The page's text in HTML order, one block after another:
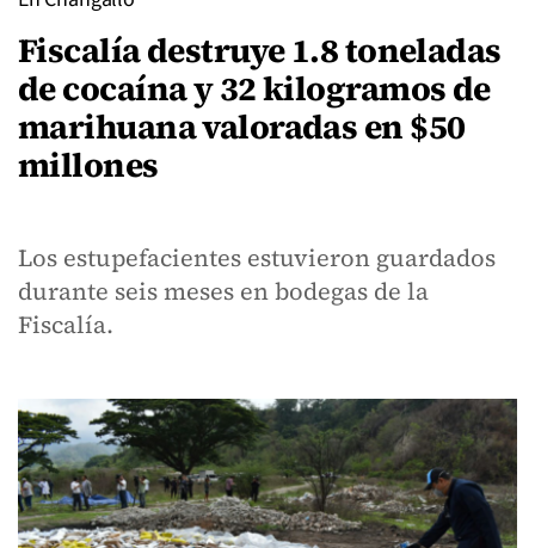
Fiscalía destruye 1.8 toneladas
de cocaína y 32 kilogramos de
marihuana valoradas en $50
millones
Los estupefacientes estuvieron guardados
durante seis meses en bodegas de la
Fiscalía.